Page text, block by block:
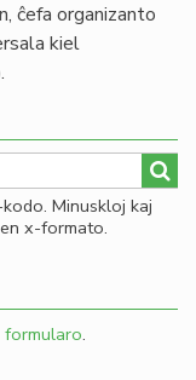
ĉefa organizanto
kiel
Minuskloj kaj
x-formato.
formularo.